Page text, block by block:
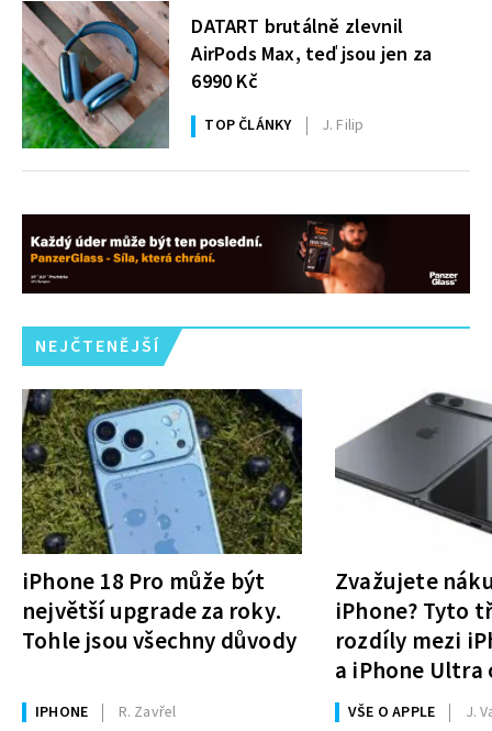
DATART brutálně zlevnil
AirPods Max, teď jsou jen za
6990 Kč
TOP ČLÁNKY J. Filip
NEJČTENĚJŠÍ
iPhone 18 Pro může být
největší upgrade za roky.
Tohle jsou všechny důvody
IPHONE R. Zavřel
Zvažujete
iPhone? Tyto
rozdíly mezi
a iPhone Ultra
rozhodnutí
VŠE O APPLE J.